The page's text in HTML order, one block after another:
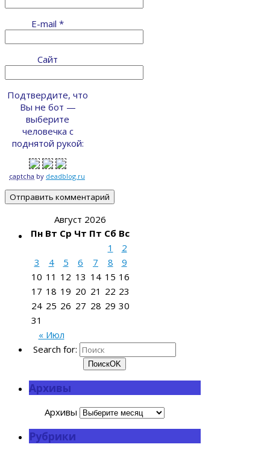
E-mail *
Сайт
Подтвердите, что
Вы не бот —
выберите
человечка с
поднятой рукой:
captcha by deadblog.ru
Август 2026
Пн Вт Ср Чт Пт Сб Вс
« Июл
1
2
3
4 5 6 7 8
9
10 11 12 13 14 15 16
17 18 19 20 21 22 23
24 25 26 27 28 29 30
31
Search for:
ПоискOK
Архивы
Архивы
Рубрики